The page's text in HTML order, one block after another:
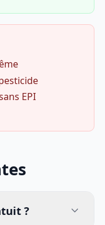
EPI
?